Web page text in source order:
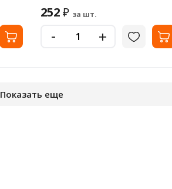
252₽ за шт.
- +
Показать еще